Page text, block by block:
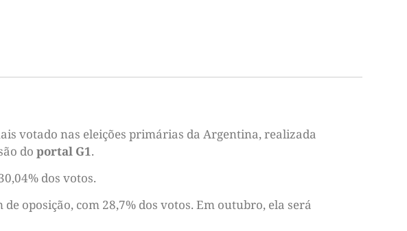
votado nas eleições primárias da Argentina, realizada
do portal G1.
dos votos.
oposição, com 28,7% dos votos. Em outubro, ela será